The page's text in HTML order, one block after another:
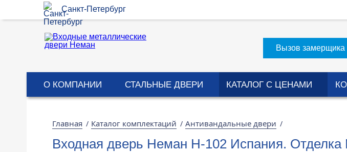
Санкт-Петербург
Вызов замерщика
О КОМПАНИИ СТАЛЬНЫЕ ДВЕРИ КАТАЛОГ С ЦЕНАМИ
Главная / Каталог комплектаций / Антивандальные двери /
Входная дверь Неман Н-102 Испания.